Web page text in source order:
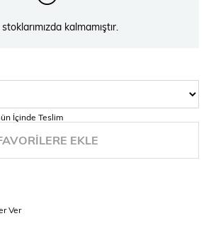
kalmamıştır.
İçinde Teslim
EKLE
Ver